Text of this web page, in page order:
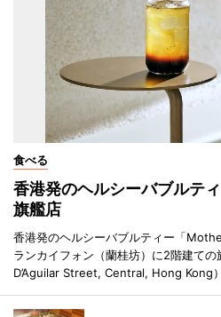
食べる
香港発のヘルシーバブルテ
旗艦店
香港発のヘルシーバブルティー「
ランカイフォン（蘭桂坊）に2階建て
D’Aguilar Street, Central, Hong Kong